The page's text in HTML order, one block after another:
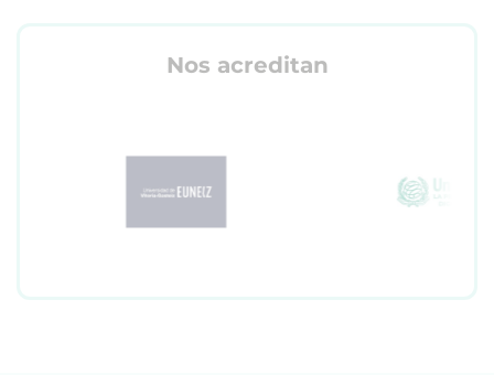
Nos acreditan